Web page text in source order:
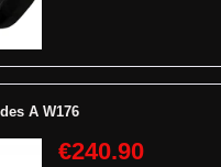
A W176
€240.90